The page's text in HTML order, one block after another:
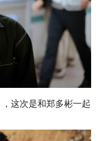
这次是和郑多彬一起